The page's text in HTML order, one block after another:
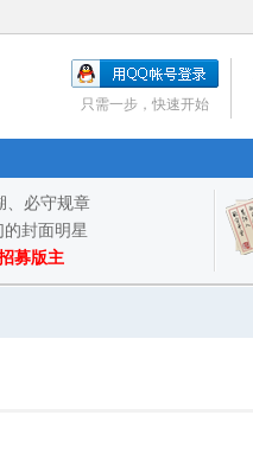
只需一步，快速开始
、必守规章
封面明星
募版主